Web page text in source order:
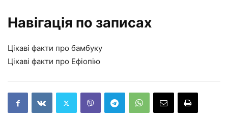
Навігація по записах
Цікаві факти про бамбуку
Цікаві факти про Ефіопію